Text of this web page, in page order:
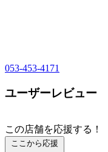
053-453-4171
ユーザーレビュー
この店舗を応援する！
ここから応援